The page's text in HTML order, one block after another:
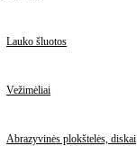
Lauko šluotos
Vežimėliai
Abrazyvinės plokštelės, diskai